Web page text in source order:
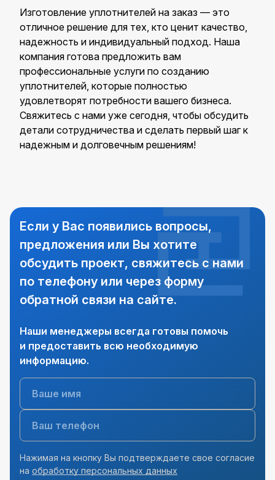
Изготовление уплотнителей на заказ — это
отличное решение для тех, кто ценит качество,
надежность и индивидуальный подход. Наша
компания готова предложить вам
профессиональные услуги по созданию
уплотнителей, которые полностью
удовлетворят потребности вашего бизнеса.
Свяжитесь с нами уже сегодня, чтобы обсудить
детали сотрудничества и сделать первый шаг к
надежным и долговечным решениям!
Если у Вас появились вопросы,
предложения или Вы хотите
обсудить проект, свяжитесь с нами
по телефону или через форму
обратной связи на сайте.
Наши менеджеры всегда готовы помочь
и предоставить всю необходимую
информацию.
Нажимая на кнопку Вы подтверждаете свое согласие
на обработку персональных данных